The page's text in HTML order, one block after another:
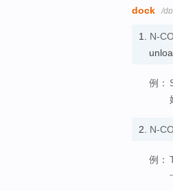
dock /
1. N-
例：
2. N-
例：